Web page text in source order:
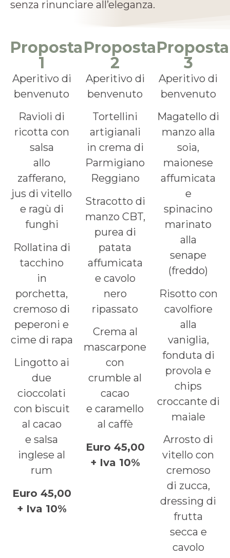
senza rinunciare all’eleganza.
Proposta
1
Aperitivo di
benvenuto
Ravioli di
ricotta con
salsa
allo
zafferano,
jus di vitello
e ragù di
funghi
Rollatina di
tacchino
in
porchetta,
cremoso di
peperoni e
cime di rapa
Lingotto ai
due
cioccolati
con biscuit
al cacao
e salsa
inglese al
rum
Euro 45,00
+ Iva 10%
Proposta
2
Aperitivo di
benvenuto
Tortellini
artigianali
in crema di
Parmigiano
Reggiano
Stracotto di
manzo CBT,
purea di
patata
affumicata
e cavolo
nero
ripassato
Crema al
mascarpone
con
crumble al
cacao
e caramello
al caffè
Euro 45,00
+ Iva 10%
Proposta
3
Aperitivo di
benvenuto
Magatello di
manzo alla
soia,
maionese
affumicata
e
spinacino
marinato
alla
senape
(freddo)
Risotto con
cavolfiore
alla
vaniglia,
fonduta di
provola e
chips
croccante di
maiale
Arrosto di
vitello con
cremoso
di zucca,
dressing di
frutta
secca e
cavolo